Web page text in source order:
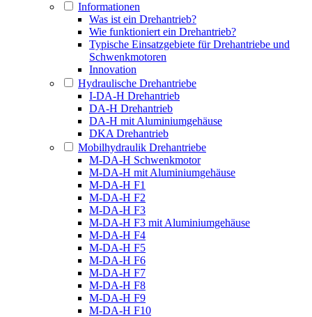
Informationen
Was ist ein Drehantrieb?
Wie funktioniert ein Drehantrieb?
Typische Einsatzgebiete für Drehantriebe und
Schwenkmotoren
Innovation
Hydraulische Drehantriebe
I-DA-H Drehantrieb
DA-H Drehantrieb
DA-H mit Aluminiumgehäuse
DKA Drehantrieb
Mobilhydraulik Drehantriebe
M-DA-H Schwenkmotor
M-DA-H mit Aluminiumgehäuse
M-DA-H F1
M-DA-H F2
M-DA-H F3
M-DA-H F3 mit Aluminiumgehäuse
M-DA-H F4
M-DA-H F5
M-DA-H F6
M-DA-H F7
M-DA-H F8
M-DA-H F9
M-DA-H F10